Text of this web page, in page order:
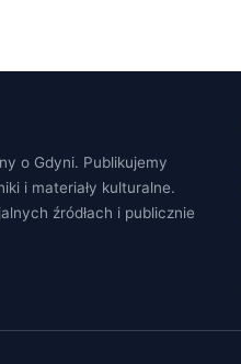
o Gdyni. Publikujemy
i materiały kulturalne.
źródłach i publicznie